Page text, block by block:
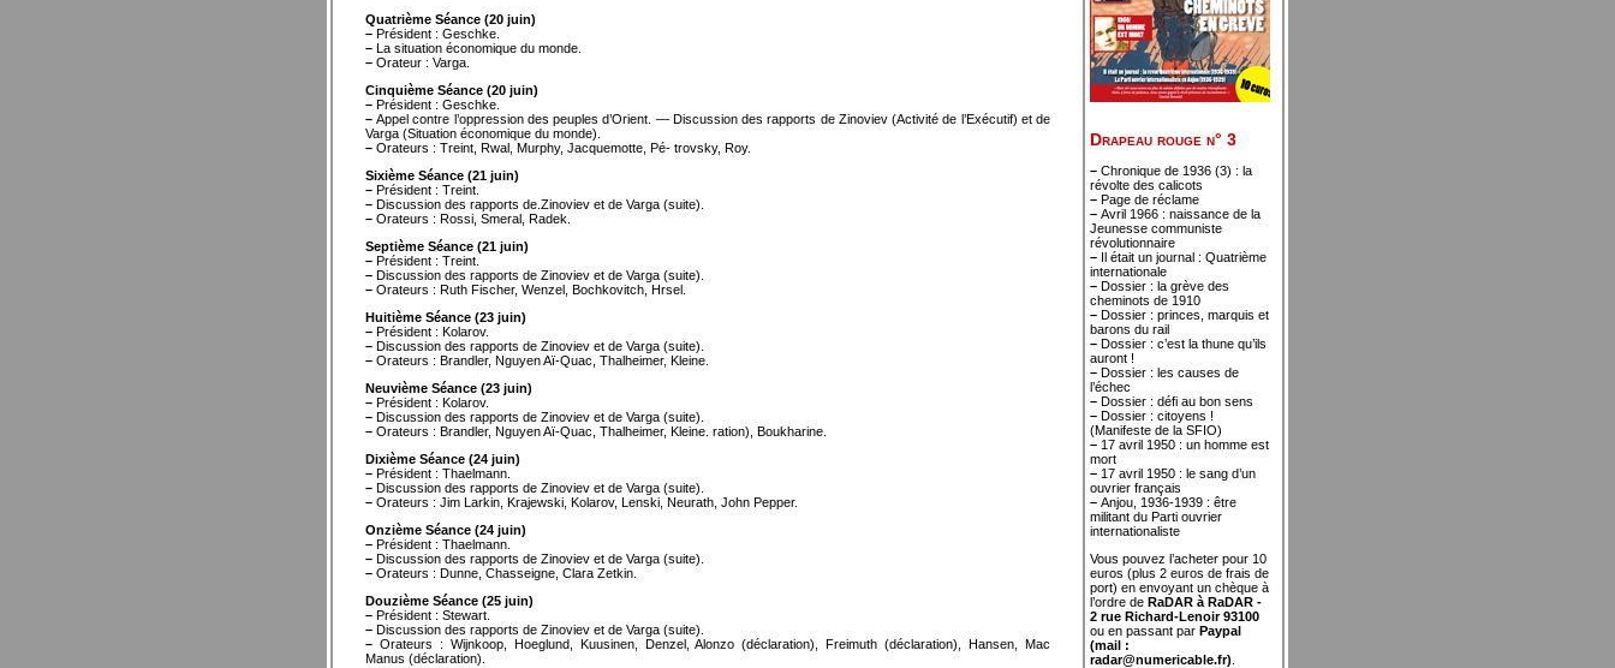
Quatrième Séance (20 juin)
– Président : Geschke.
– La situation économique du monde.
– Orateur : Varga.
Cinquième Séance (20 juin)
– Président : Geschke.
– Appel contre l’oppression des peuples d’Orient. — Discussion des rapports de Zinoviev (Activité de l’Exécutif) et de
Varga (Situation économique du monde).
– Orateurs : Treint, Rwal, Murphy, Jacquemotte, Pé- trovsky, Roy.
Sixième Séance (21 juin)
– Président : Treint.
– Discussion des rapports de.Zinoviev et de Varga (suite).
– Orateurs : Rossi, Smeral, Radek.
Septième Séance (21 juin)
– Président : Treint.
– Discussion des rapports de Zinoviev et de Varga (suite).
– Orateurs : Ruth Fischer, Wenzel, Bochkovitch, Hrsel.
Huitième Séance (23 juin)
– Président : Kolarov.
– Discussion des rapports de Zinoviev et de Varga (suite).
– Orateurs : Brandler, Nguyen Aï-Quac, Thalheimer, Kleine.
Neuvième Séance (23 juin)
– Président : Kolarov.
– Discussion des rapports de Zinoviev et de Varga (suite).
– Orateurs : Brandler, Nguyen Aï-Quac, Thalheimer, Kleine. ration), Boukharine.
Dixième Séance (24 juin)
– Président : Thaelmann.
– Discussion des rapports de Zinoviev et de Varga (suite).
– Orateurs : Jim Larkin, Krajewski, Kolarov, Lenski, Neurath, John Pepper.
Onzième Séance (24 juin)
– Président : Thaelmann.
– Discussion des rapports de Zinoviev et de Varga (suite).
– Orateurs : Dunne, Chasseigne, Clara Zetkin.
Douzième Séance (25 juin)
– Président : Stewart.
– Discussion des rapports de Zinoviev et de Varga (suite).
– Orateurs : Wijnkoop, Hoeglund, Kuusinen, Denzel, Alonzo (déclaration), Freimuth (déclaration), Hansen, Mac
Manus (déclaration).
Drapeau rouge n° 3
– Chronique de 1936 (3) : la
révolte des calicots
– Page de réclame
– Avril 1966 : naissance de la
Jeunesse communiste
révolutionnaire
– Il était un journal : Quatrième
internationale
– Dossier : la grève des
cheminots de 1910
– Dossier : princes, marquis et
barons du rail
– Dossier : c’est la thune qu’ils
auront !
– Dossier : les causes de
l’échec
– Dossier : défi au bon sens
– Dossier : citoyens !
(Manifeste de la SFIO)
– 17 avril 1950 : un homme est
mort
– 17 avril 1950 : le sang d’un
ouvrier français
– Anjou, 1936-1939 : être
militant du Parti ouvrier
internationaliste
Vous pouvez l’acheter pour 10
euros (plus 2 euros de frais de
port) en envoyant un chèque à
l’ordre de RaDAR à RaDAR -
2 rue Richard-Lenoir 93100
ou en passant par Paypal
(mail :
radar@numericable.fr)